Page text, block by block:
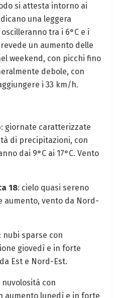
si attesta intorno ai
una leggera
tra i 6°C e i
un aumento delle
weekend, con picchi fino
debole, con
i 33 km/h.
: giornate caratterizzate
di precipitazioni, con
dai 9°C ai 17°C. Vento
18: cielo quasi sereno
aumento, vento da Nord-
: nubi sparse con
giovedì e in forte
Est e Nord-Est.
nuvolosità con
aumento lunedì e in forte